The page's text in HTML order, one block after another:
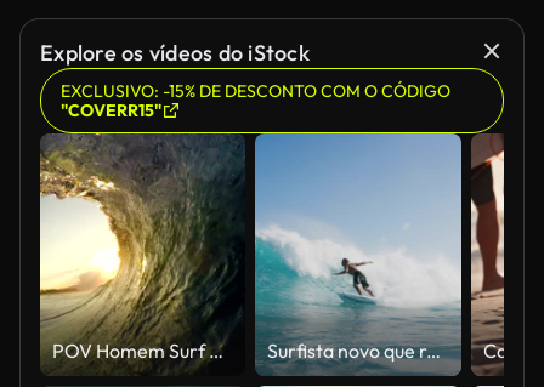
Explore os vídeos do iStock
EXCLUSIVO: -15% DE DESCONTO COM O CÓDIGO
"COVERR15"
POV Homem Surf onda do mar, Extremo Desporto HD Câmera lenta Surfista novo que rasga a volta gnarly